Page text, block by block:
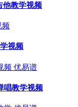
他教学视频
视频
唱教学视频